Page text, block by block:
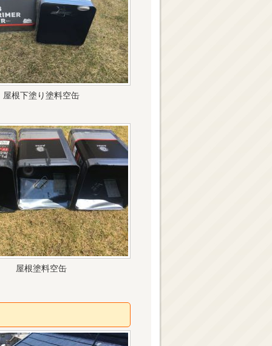
屋根下塗り塗料空缶
屋根塗料空缶